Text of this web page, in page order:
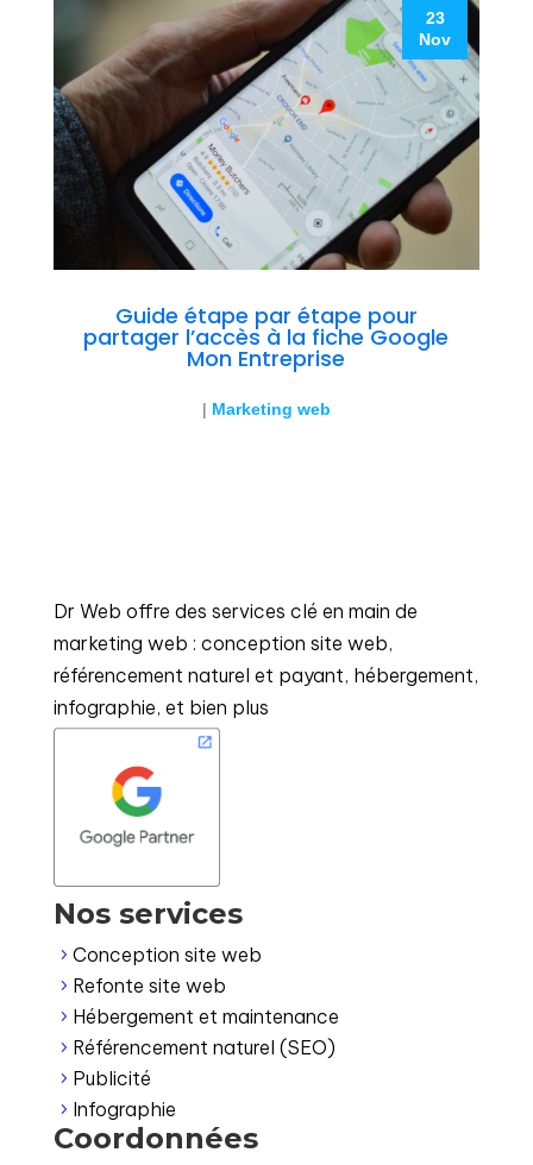
Guide étape par étape pour
partager l’accès à la fiche Google
Mon Entreprise
23
Nov
| Marketing web
Dr Web offre des services clé en main de
marketing web : conception site web,
référencement naturel et payant, hébergement,
infographie, et bien plus
Nos services
5 Conception site web
5 Refonte site web
5 Hébergement et maintenance
5 Référencement naturel (SEO)
5 Publicité
5 Infographie
Coordonnées